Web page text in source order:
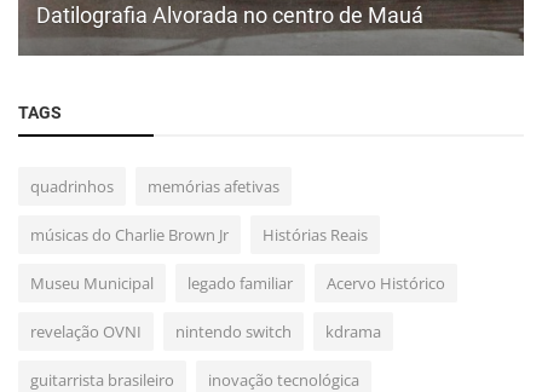
Datilografia Alvorada no centro de Mauá
TAGS
quadrinhos memórias afetivas
músicas do Charlie Brown Jr Histórias Reais
Museu Municipal legado familiar Acervo Histórico
revelação OVNI nintendo switch kdrama
guitarrista brasileiro inovação tecnológica